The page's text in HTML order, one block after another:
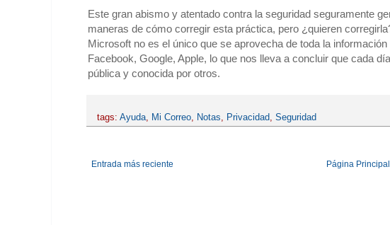
Este gran abismo y atentado contra la seguridad seguramente
maneras de cómo corregir esta práctica, pero ¿quieren
Microsoft no es el único que se aprovecha de toda la
Facebook, Google, Apple, lo que nos lleva a concluir que cada
pública y conocida por otros.
tags: Ayuda, Mi Correo, Notas, Privacidad, Seguridad
Entrada más reciente Página Principal